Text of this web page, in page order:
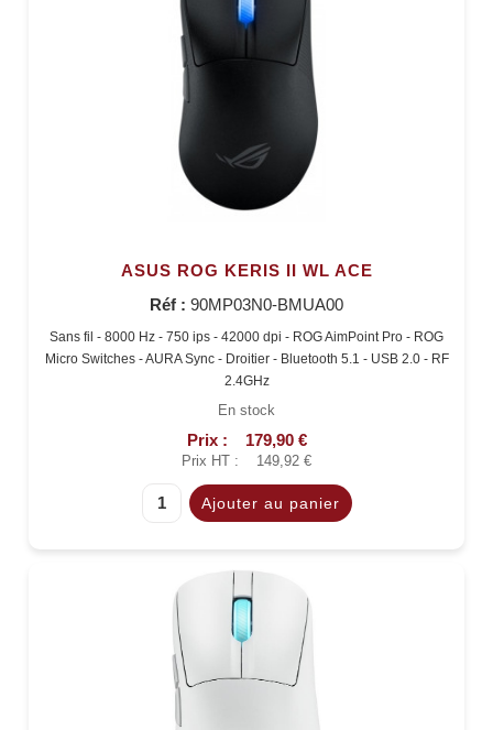
ASUS ROG KERIS II WL ACE
Réf : 90MP03N0-BMUA00
Sans fil - 8000 Hz - 750 ips - 42000 dpi - ROG AimPoint Pro - ROG
Micro Switches - AURA Sync - Droitier - Bluetooth 5.1 - USB 2.0 - RF
2.4GHz
En stock
Prix : 179,90 €
Prix HT : 149,92 €